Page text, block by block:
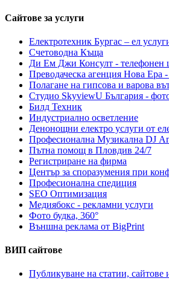
Сайтове за услуги
Електротехник Бургас – ел
Счетоводна Къща
Ди Ем Джи Консулт - телефонен
Преводаческа агенция Нова Ера -
Полагане на гипсова и варова
Студио SkyviewU България -
Билд Техник
Индустриално осветление
Денонощни електро услуги от
Професионална Музикална DJ
Пътна помощ в Пловдив 24/7
Регистриране на фирма
Център за споразумения при
Професионална спедиция
SEO Оптимизация
Медиябокс - рекламни услуги
Фото будка, 360°
Външна реклама от BigPrint
ВИП сайтове
Публикуване на статии, сайтове